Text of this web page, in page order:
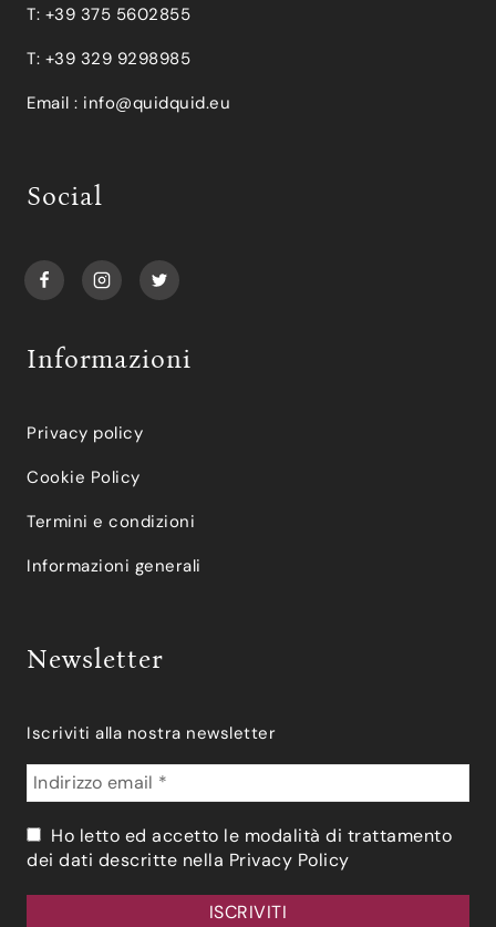
T: +39 375 5602855
T: +39 329 9298985
Email : info@quidquid.eu
Social
Informazioni
Privacy policy
Cookie Policy
Termini e condizioni
Informazioni generali
Newsletter
Iscriviti alla nostra newsletter
Ho letto ed accetto le modalità di trattamento
dei dati descritte nella Privacy Policy